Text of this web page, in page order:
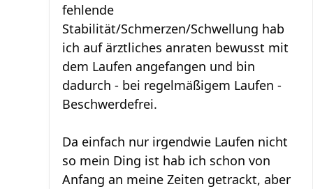
fehlende
Stabilität/Schmerzen/Schwellung hab
ich auf ärztliches anraten bewusst mit
dem Laufen angefangen und bin
dadurch - bei regelmäßigem Laufen -
Beschwerdefrei.
Da einfach nur irgendwie Laufen nicht
so mein Ding ist hab ich schon von
Anfang an meine Zeiten getrackt, aber